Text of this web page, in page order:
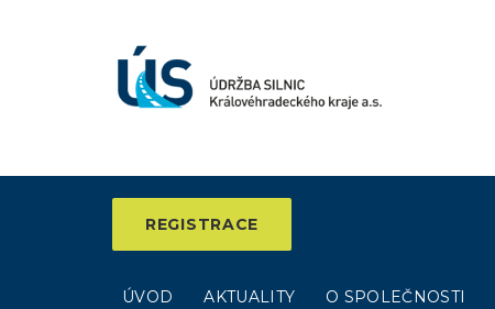
ÚVOD AKTUALITY O SPOLEČNOSTI
REGISTRACE